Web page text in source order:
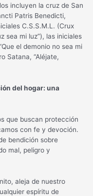
incluyen la cruz de San
Patris Benedicti,
C.S.S.M.L. (Crux
sea mi luz”), las iniciales
el demonio no sea mi
Satana, “Aléjate,
del hogar: una
que buscan protección
con fe y devoción.
bendición sobre
mal, peligro y
aleja de nuestro
espíritu de